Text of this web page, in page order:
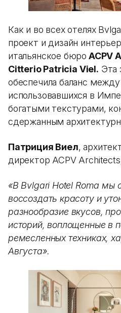
Как и во всех отелях
проект и дизайн
итальянское бюро ACPV
Citterio Patricia Viel. Эта
обеспечила баланс
использовавшихся в
богатыми текстурами,
сдержанным
Патриция Виел,
директор ACPV
«В Bvlgari Hotel Roma мы
воссоздать красоту и
разнообразие вкусов,
историй, воплощенные в
ремесленных техниках,
Августа».